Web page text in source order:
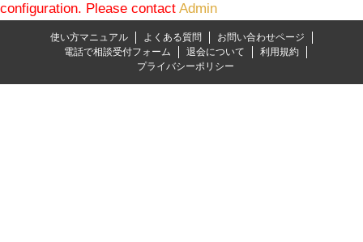
c
configuration. Please contact Admin
使い方マニュアル よくある質問
お問い合わせページ
電話で相談受付フォーム
退会について
利用規約
プライバシーポリシー